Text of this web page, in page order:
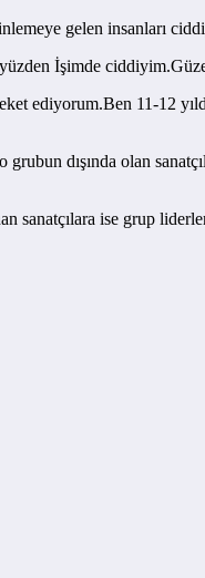
gelen insanları
yüzden İşimde
ediyorum.Ben 11-12
dışında olan
sanatçılara ise grup